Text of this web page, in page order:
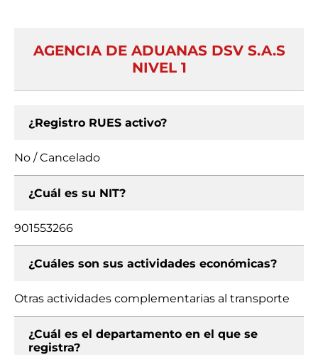
AGENCIA DE ADUANAS DSV S.A.S
NIVEL 1
¿Registro RUES activo?
No / Cancelado
¿Cuál es su NIT?
901553266
¿Cuáles son sus actividades económicas?
Otras actividades complementarias al transporte
¿Cuál es el departamento en el que se
registra?